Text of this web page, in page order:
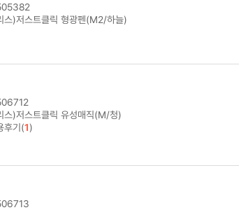
스)저스트클릭 형광펜(M2/하늘)
스)저스트클릭 유성매직(M/청)
후기(1)